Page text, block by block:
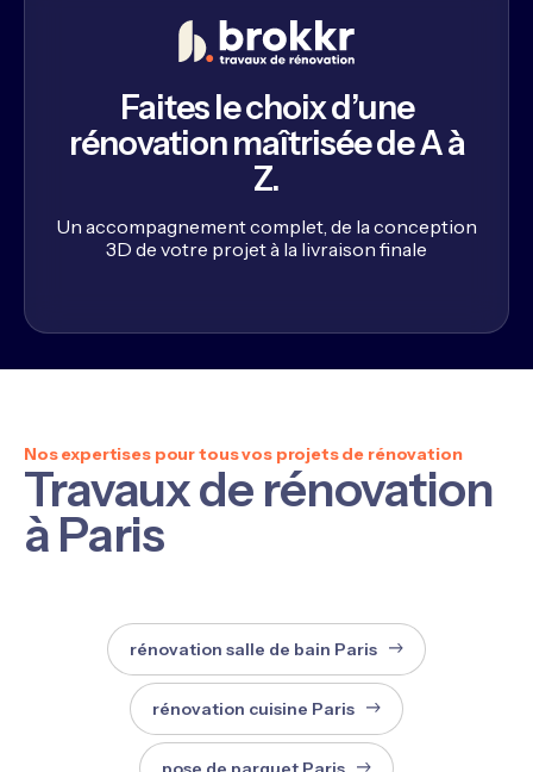
Faites le choix d’une
rénovation maîtrisée de A à
Z.
Un accompagnement complet, de la conception
3D de votre projet à la livraison finale
Nos expertises pour tous vos projets de rénovation
Travaux de rénovation
à Paris
rénovation salle de bain Paris
rénovation cuisine Paris